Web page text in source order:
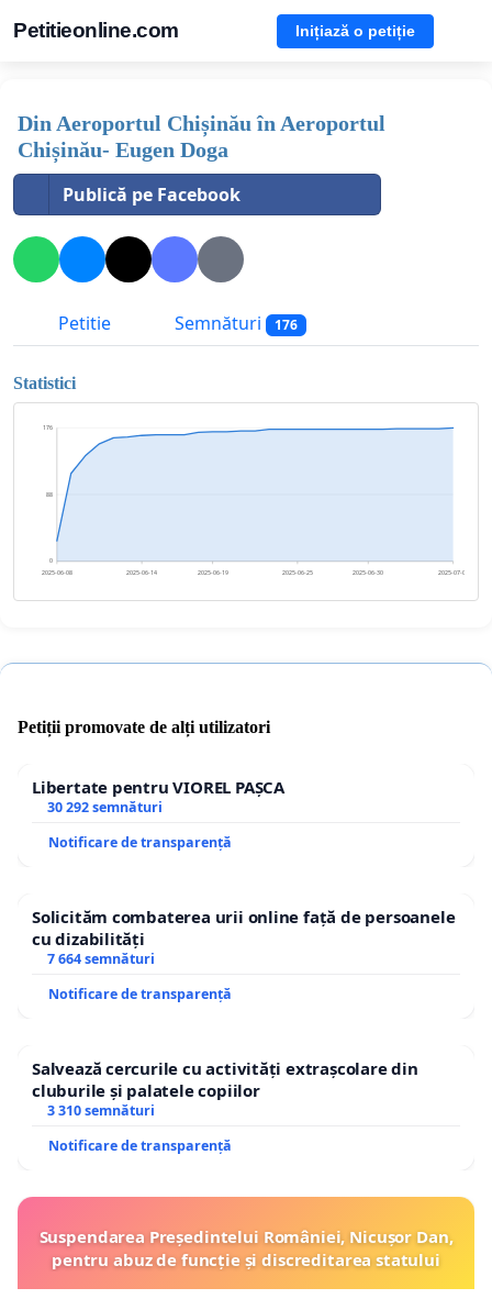
Petitieonline.com Inițiază o petiție
Din Aeroportul Chișinău în Aeroportul
Chișinău- Eugen Doga
Publică pe Facebook
Petitie Semnături 176
Statistici
0
88
176
2025-06-08 2025-06-14 2025-06-19 2025-06-25 2025-06-30 2025-07-06
Petiții promovate de alți utilizatori
Libertate pentru VIOREL PAȘCA
30 292 semnături
Notificare de transparență
Solicităm combaterea urii online față de persoanele
cu dizabilități
7 664 semnături
Notificare de transparență
Salvează cercurile cu activități extrașcolare din
cluburile și palatele copiilor
3 310 semnături
Notificare de transparență
Suspendarea Președintelui României, Nicușor Dan,
pentru abuz de funcție și discreditarea statului